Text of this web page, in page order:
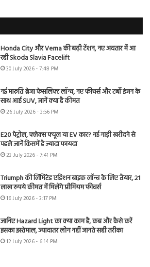
Honda City और Verna की बढ़ी टेंशन, नए अवतार में आ
रही Skoda Slavia Facelift
30 July 2026 - 7:48 PM
नई मारुति ब्रेजा फेसलिफ्ट लॉन्च, नए फीचर्स और टर्बो इंजन के
साथ आई SUV, जानें क्या है कीमत
26 July 2026 - 3:56 PM
E20 पेट्रोल, फ्लेक्स फ्यूल या EV कार? नई गाड़ी खरीदने से
पहले जानें किसमें है ज्यादा फायदा
23 July 2026 - 7:41 PM
Triumph की लिमिटेड एडिशन बाइक लॉन्च के लिए तैयार, 21
लाख रुपये कीमत में मिलेंगे प्रीमियम फीचर्स
16 July 2026 - 3:17 PM
जानिए Hazard Light का क्या काम है, कब और कैसे करें
इसका इस्तेमाल, ज्यादातर लोग नहीं जानते सही तरीका
12 July 2026 - 6:14 PM